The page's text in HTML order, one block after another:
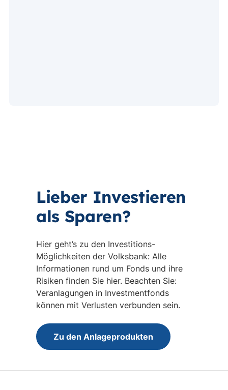
Lieber Investieren
als Sparen?
Hier geht’s zu den Investitions-
Möglichkeiten der Volksbank: Alle
Informationen rund um Fonds und ihre
Risiken finden Sie hier. Beachten Sie:
Veranlagungen in Investmentfonds
können mit Verlusten verbunden sein.
Zu den Anlageprodukten